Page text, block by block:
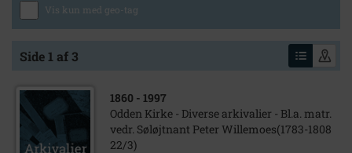
Vis kun med geo-tag
Side 1 af 3
1860 - 1997
Odden Kirke - Diverse arkivalier - Bl.a. matr.
vedr. Søløjtnant Peter Willemoes(1783-1808
22/3)